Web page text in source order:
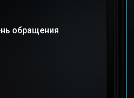
обращения